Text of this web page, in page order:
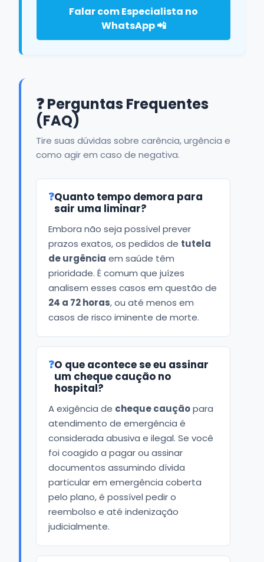
Falar com Especialista no
WhatsApp 📲
❓ Perguntas Frequentes
(FAQ)
Tire suas dúvidas sobre carência, urgência e
como agir em caso de negativa.
❓Quanto tempo demora para
sair uma liminar?
Embora não seja possível prever
prazos exatos, os pedidos de tutela
de urgência em saúde têm
prioridade. É comum que juízes
analisem esses casos em questão de
24 a 72 horas, ou até menos em
casos de risco iminente de morte.
❓O que acontece se eu assinar
um cheque caução no
hospital?
A exigência de cheque cauçãopara
atendimento de emergência é
considerada abusiva e ilegal. Se você
foi coagido a pagar ou assinar
documentos assumindo dívida
particular em emergência coberta
pelo plano, é possível pedir o
reembolso e até indenização
judicialmente.